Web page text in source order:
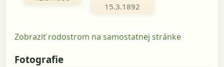
15.3.1892
Zobraziť rodostrom na samostatnej stránke
Fotografie